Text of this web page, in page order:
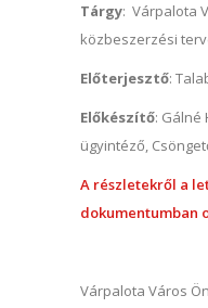
Tárgy: Várpalota
közbeszerzési
Előterjesztő:
Előkészítő: Gálné
ügyintéző,
A részletekről a
dokumentumban
Várpalota Város